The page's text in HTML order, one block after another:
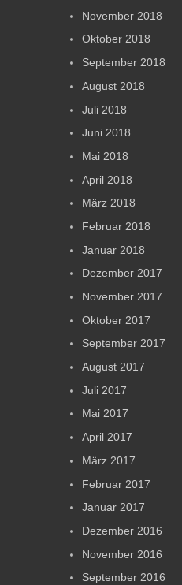
November 2018
Oktober 2018
September 2018
August 2018
Juli 2018
Juni 2018
Mai 2018
April 2018
März 2018
Februar 2018
Januar 2018
Dezember 2017
November 2017
Oktober 2017
September 2017
August 2017
Juli 2017
Mai 2017
April 2017
März 2017
Februar 2017
Januar 2017
Dezember 2016
November 2016
September 2016